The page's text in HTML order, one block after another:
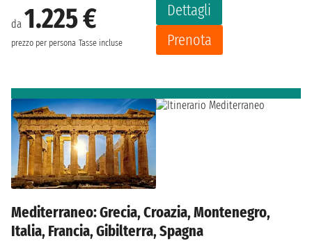
da 1.225 €
prezzo per persona Tasse incluse
Dettagli
Prenota
Mediterraneo: Grecia, Croazia, Montenegro,
Italia, Francia, Gibilterra, Spagna